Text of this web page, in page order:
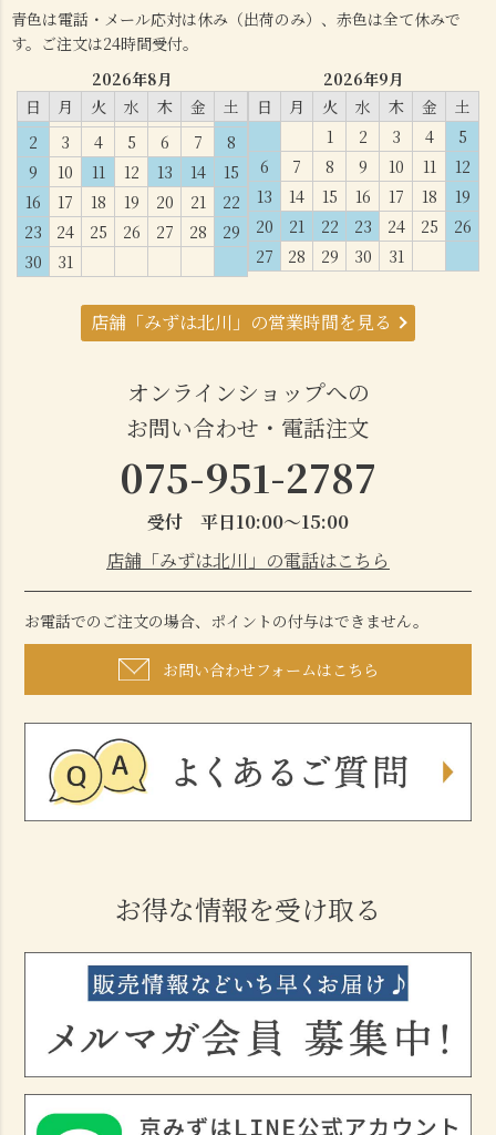
青色は電話・メール応対は休み（出荷のみ）、赤色は全て休みで
す。ご注文は24時間受付。
2026年8月
日
月 火 水 木 金
土
2
3 4 5 6 7
8
9
10 11 12 13 14
15
16
17 18 19 20 21
22
23
24 25 26 27 28
29
30
31
2026年9月
日
月 火 水 木 金
土
1
2 3 4
5
6
7 8 9 10 11
12
13
14 15 16 17 18
19
20
21 22 23 24 25
26
27
28 29 30 31
店舗「みずは北川」の営業時間を見る
オンラインショップへの
お問い合わせ・電話注文
075-951-2787
受付 平日10:00～15:00
店舗「みずは北川」の電話はこちら
お電話でのご注文の場合、ポイントの付与はできません。
お問い合わせフォームはこちら
お得な情報を受け取る